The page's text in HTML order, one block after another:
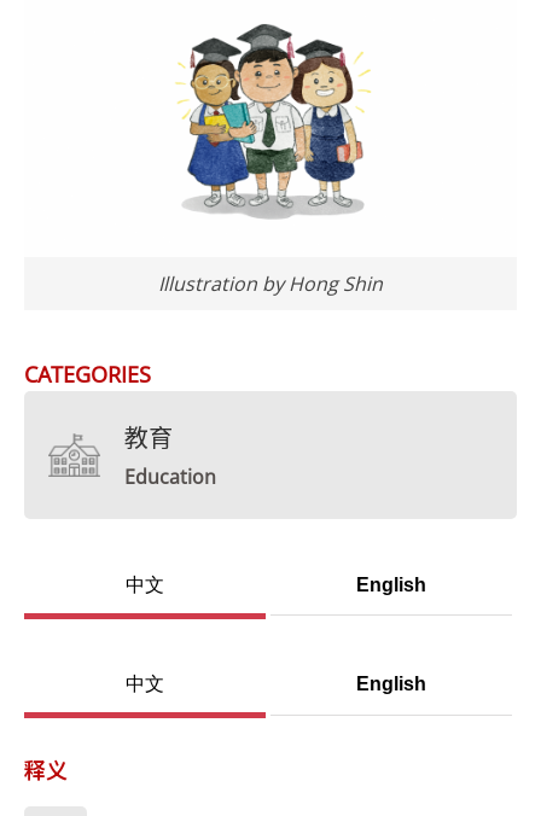
Illustration by Hong Shin
CATEGORIES
教育
Education
中文 English
中文 English
释义